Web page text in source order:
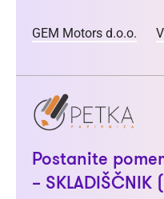
GEM Motors d.o.o.
Postanite
– SKLADIŠČNIK